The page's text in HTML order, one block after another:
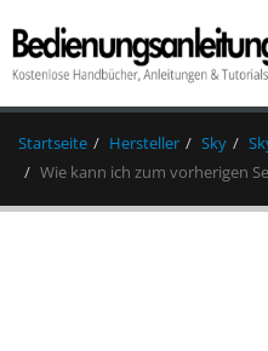
Startseite Hersteller Sky
Wie kann ich zum vorherigen